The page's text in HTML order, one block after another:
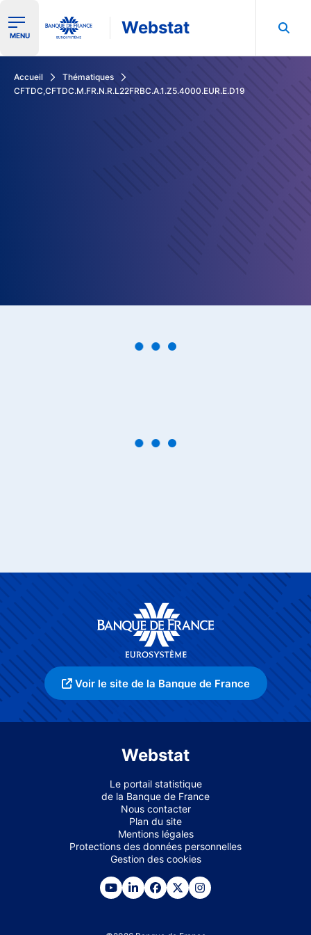
Ouvrir le menu de navigation
MENU Webstat
Accueil
Thématiques
CFTDC,CFTDC.M.FR.N.R.L22FRBC.A.1.Z5.4000.EUR.E.D19
Voir le site de la Banque de France
Webstat
Le portail statistique
de la Banque de France
Nous contacter
Plan du site
Mentions légales
Protections des données personnelles
Gestion des cookies